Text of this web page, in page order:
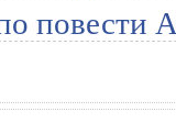
повести